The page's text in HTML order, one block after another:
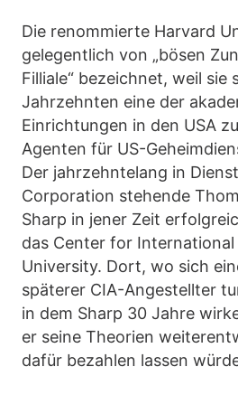
Die renommierte Harvard
gelegentlich von „bösen
Filliale“ bezeichnet, weil sie
Jahrzehnten eine der
Einrichtungen in den USA
Agenten für US-
Der jahrzehntelang in
Corporation stehende
Sharp in jener Zeit
das Center for
University. Dort, wo sich
späterer CIA-Angestellter
in dem Sharp 30 Jahre
er seine Theorien
dafür bezahlen lassen